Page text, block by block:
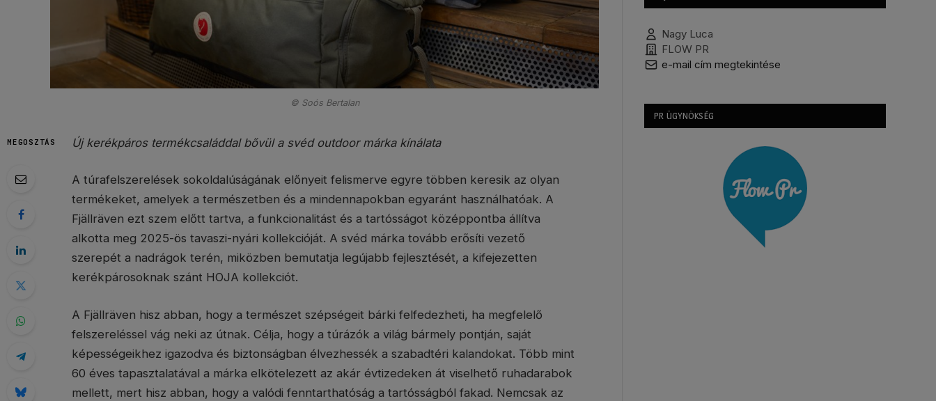
© Soós Bertalan
MEGOSZTÁS Új kerékpáros termékcsaláddal bővül a svéd outdoor márka kínálata
A túrafelszerelések sokoldalúságának előnyeit felismerve egyre többen keresik az olyan
termékeket, amelyek a természetben és a mindennapokban egyaránt használhatóak. A
Fjällräven ezt szem előtt tartva, a funkcionalitást és a tartósságot középpontba állítva
alkotta meg 2025-ös tavaszi-nyári kollekcióját. A svéd márka tovább erősíti vezető
szerepét a nadrágok terén, miközben bemutatja legújabb fejlesztését, a kifejezetten
kerékpárosoknak szánt HOJA kollekciót.
A Fjällräven hisz abban, hogy a természet szépségeit bárki felfedezheti, ha megfelelő
felszereléssel vág neki az útnak. Célja, hogy a túrázók a világ bármely pontján, saját
képességeikhez igazodva és biztonságban élvezhessék a szabadtéri kalandokat. Több mint
60 éves tapasztalatával a márka elkötelezett az akár évtizedeken át viselhető ruhadarabok
mellett, mert hisz abban, hogy a valódi fenntarthatóság a tartósságból fakad. Nemcsak az
Nagy Luca
FLOW PR
e-mail cím megtekintése
PR ÜGYNÖKSÉG